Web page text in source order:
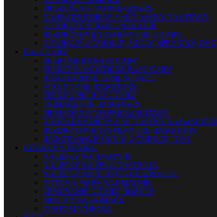
PRÍSLUŠENSTVO PRE GITARY
NÁHRADNÉ DIELY A SÚČIASTKY NA GITARY
GITAROVÝ SERVIS – NÁRADIE
BEZDRÔTOVÉ SYSTÉMY PRE GITARY
GITAROVÉ UČEBNICE, ŠKOLY, SPEVNÍKY, DVD
BASGITARY
ELEKTRICKÉ BASGITARY
ELEKTRO AKUSTICKÉ BASGITARY
BASGITAROVÉ ZOSILŇOVAČE
STRUNY PRE BASGITARY
EFEKTY PRE BASGITARY
SNÍMAČE PRE BASGITARY
PRÍSLUŠENSTVO PRE BASGITARY
NÁHRADNÉ DIELY A SÚČIASTKY NA
BEZDRÔTOVÉ SYSTÉMY PRE BASGITARY
BASGITAROVÉ ŠKOLY, UČEBNICE, DVD
GITAROVÝ TUNING
NÁLEPKY NA HMATNÍK
NÁLEPKY NA TELO NÁSTROJA
NÁLEPKY NA HLAVU – HEADSTOCK
NOTOVÁ MAPA NA HMATNÍK
LEMOVANIE GITARY, ROZETY
MOTÍVY NA SNÍMAČE
CUSTOM VÝROBA